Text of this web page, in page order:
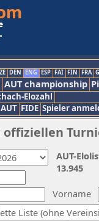
DEN ENG ESP FAI FIN FRA
AUT championship
Elozahl
FIDE Spieler
Vorname
AUT-
13.945